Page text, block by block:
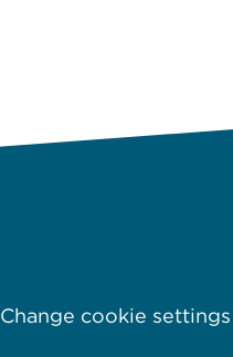
Change cookie settings